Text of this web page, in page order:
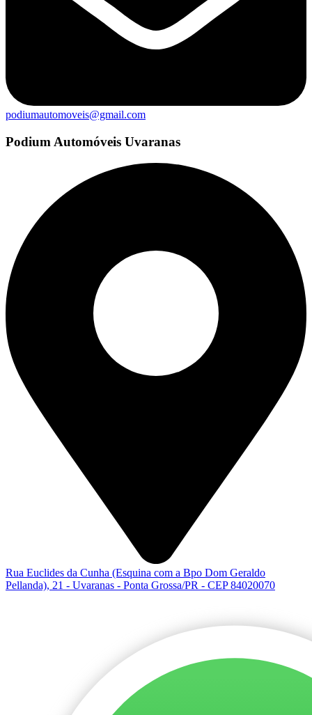
podiumautomoveis@gmail.com
Podium Automóveis Uvaranas
Rua Euclides da Cunha (Esquina com a Bpo Dom Geraldo
Pellanda), 21 - Uvaranas - Ponta Grossa/PR - CEP 84020070